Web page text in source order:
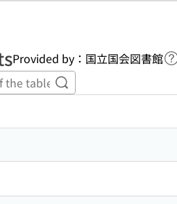
Provided by：国立国会図書館
Perform keyword